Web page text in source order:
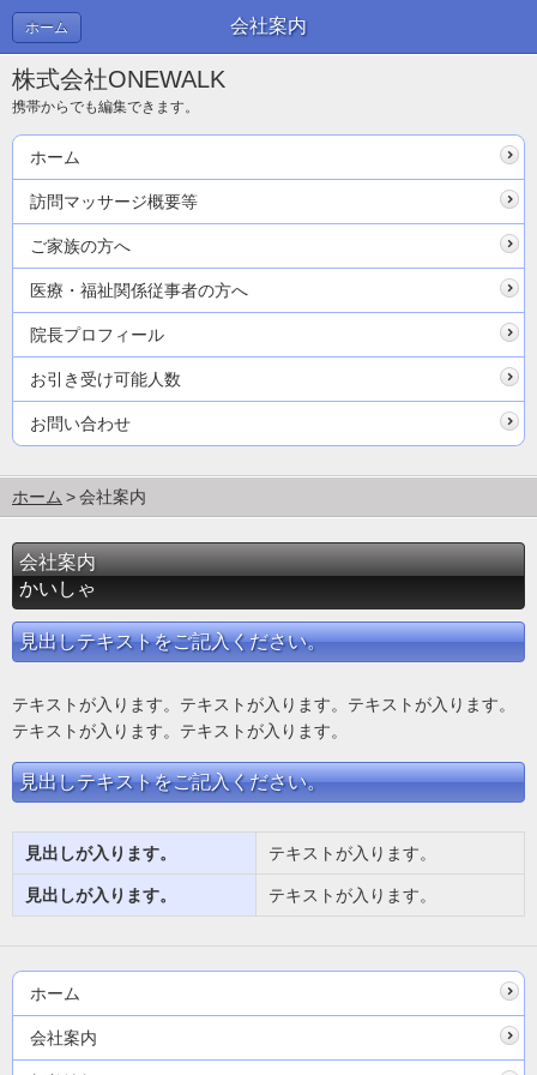
会社案内
ホーム
株式会社ONEWALK
携帯からでも編集できます。
ホーム
訪問マッサージ概要等
ご家族の方へ
医療・福祉関係従事者の方へ
院長プロフィール
お引き受け可能人数
お問い合わせ
ホーム 会社案内
会社案内
かいしゃ
見出しテキストをご記入ください。
テキストが入ります。テキストが入ります。テキストが入ります。
テキストが入ります。テキストが入ります。
見出しテキストをご記入ください。
見出しが入ります。 テキストが入ります。
見出しが入ります。 テキストが入ります。
ホーム
会社案内